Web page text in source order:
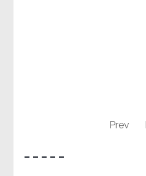
Prev
– – – – –